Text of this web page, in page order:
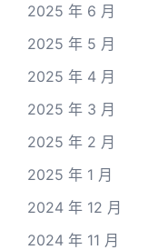
2025 年 6 月
2025 年 5 月
2025 年 4 月
2025 年 3 月
2025 年 2 月
2025 年 1 月
2024 年 12 月
2024 年 11 月